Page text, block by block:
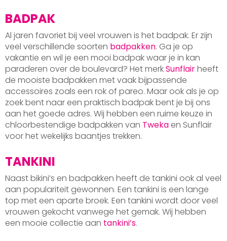
BADPAK
Al jaren favoriet bij veel vrouwen is het badpak. Er zijn
veel verschillende soorten badpakken. Ga je op
vakantie en wil je een mooi badpak waar je in kan
paraderen over de boulevard? Het merkSunflairheeft
de mooiste badpakken met vaak bijpassende
accessoires zoals een rok of pareo. Maar ook als je op
zoek bent naar een praktisch badpak bent je bij ons
aan het goede adres. Wij hebben een ruime keuze in
chloorbestendige badpakken van Tweka en Sunflair
voor het wekelijks baantjes trekken.
TANKINI
Naast bikini’s en badpakken heeft de tankini ook al veel
aan populariteit gewonnen. Een tankini is een lange
top met een aparte broek. Een tankini wordt door veel
vrouwen gekocht vanwege het gemak. Wij hebben
een mooie collectie aan tankini’s.